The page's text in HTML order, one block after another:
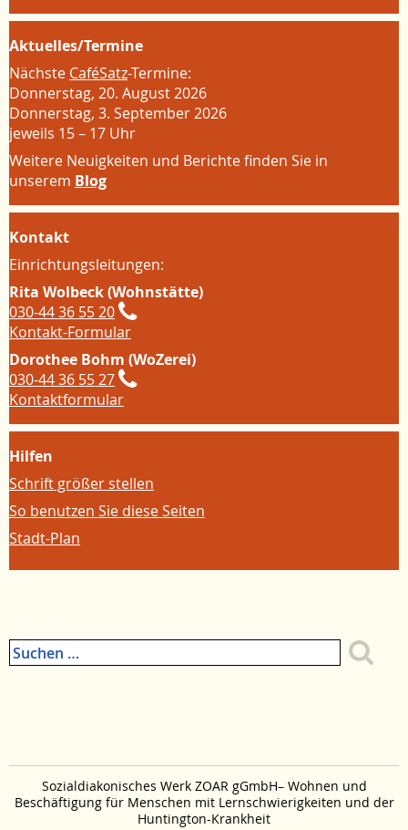
Aktuelles/Termine
Nächste CaféSatz-Termine:
Donnerstag, 20. August 2026
Donnerstag, 3. September 2026
jeweils 15 – 17 Uhr
Weitere Neuigkeiten und Berichte finden Sie in
unserem Blog
Kontakt
Einrichtungsleitungen:
Rita Wolbeck (Wohnstätte)
030-44 36 55 20
Kontakt-Formular
Dorothee Bohm (WoZerei)
030-44 36 55 27
Kontaktformular
Hilfen
Schrift größer stellen
So benutzen Sie diese Seiten
Stadt-Plan
Suchen
nach:
Menue
springen
Sozialdiakonisches Werk ZOAR gGmbH– Wohnen und
Beschäftigung für Menschen mit Lernschwierigkeiten und der
Huntington-Krankheit